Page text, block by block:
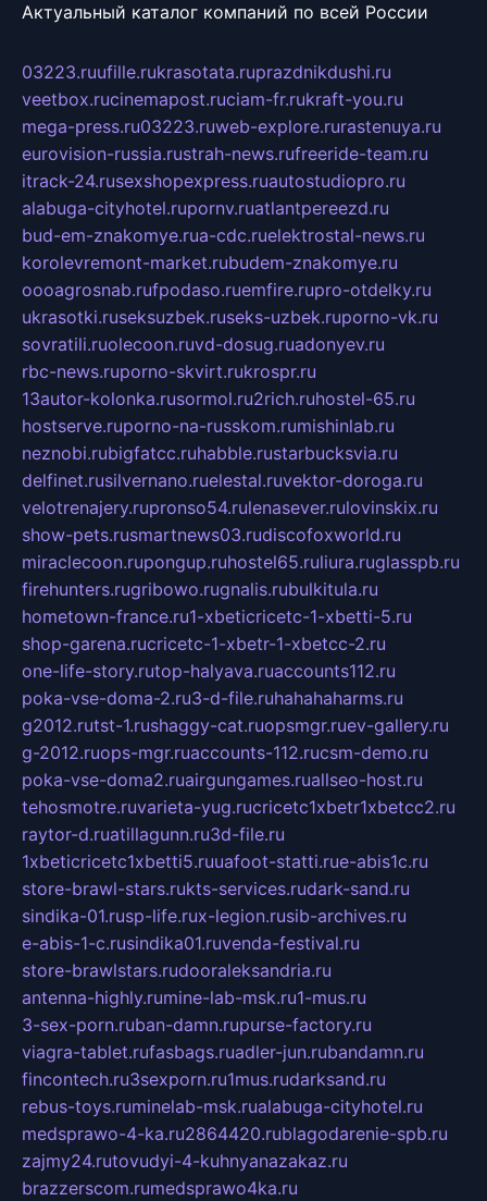
Актуальный каталог компаний по всей России
03223.ruufille.rukrasotata.ruprazdnikdushi.ru
veetbox.rucinemapost.ruciam-fr.rukraft-you.ru
mega-press.ru03223.ruweb-explore.rurastenuya.ru
eurovision-russia.rustrah-news.rufreeride-team.ru
itrack-24.rusexshopexpress.ruautostudiopro.ru
alabuga-cityhotel.rupornv.ruatlantpereezd.ru
bud-em-znakomye.rua-cdc.ruelektrostal-news.ru
korolevremont-market.rubudem-znakomye.ru
oooagrosnab.rufpodaso.ruemfire.rupro-otdelky.ru
ukrasotki.ruseksuzbek.ruseks-uzbek.ruporno-vk.ru
sovratili.ruolecoon.ruvd-dosug.ruadonyev.ru
rbc-news.ruporno-skvirt.rukrospr.ru
13autor-kolonka.rusormol.ru2rich.ruhostel-65.ru
hostserve.ruporno-na-russkom.rumishinlab.ru
neznobi.rubigfatcc.ruhabble.rustarbucksvia.ru
delfinet.rusilvernano.ruelestal.ruvektor-doroga.ru
velotrenajery.rupronso54.rulenasever.rulovinskix.ru
show-pets.rusmartnews03.rudiscofoxworld.ru
miraclecoon.rupongup.ruhostel65.ruliura.ruglasspb.ru
firehunters.rugribowo.rugnalis.rubulkitula.ru
hometown-france.ru1-xbeticricetc-1-xbetti-5.ru
shop-garena.rucricetc-1-xbetr-1-xbetcc-2.ru
one-life-story.rutop-halyava.ruaccounts112.ru
poka-vse-doma-2.ru3-d-file.ruhahahaharms.ru
g2012.rutst-1.rushaggy-cat.ruopsmgr.ruev-gallery.ru
g-2012.ruops-mgr.ruaccounts-112.rucsm-demo.ru
poka-vse-doma2.ruairgungames.ruallseo-host.ru
tehosmotre.ruvarieta-yug.rucricetc1xbetr1xbetcc2.ru
raytor-d.ruatillagunn.ru3d-file.ru
1xbeticricetc1xbetti5.ruuafoot-statti.rue-abis1c.ru
store-brawl-stars.rukts-services.rudark-sand.ru
sindika-01.rusp-life.rux-legion.rusib-archives.ru
e-abis-1-c.rusindika01.ruvenda-festival.ru
store-brawlstars.rudooraleksandria.ru
antenna-highly.rumine-lab-msk.ru1-mus.ru
3-sex-porn.ruban-damn.rupurse-factory.ru
viagra-tablet.rufasbags.ruadler-jun.rubandamn.ru
fincontech.ru3sexporn.ru1mus.rudarksand.ru
rebus-toys.ruminelab-msk.rualabuga-cityhotel.ru
medsprawo-4-ka.ru2864420.rublagodarenie-spb.ru
zajmy24.rutovudyi-4-kuhnyanazakaz.ru
brazzerscom.rumedsprawo4ka.ru